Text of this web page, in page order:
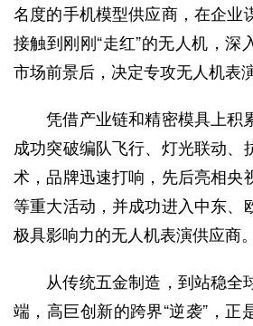
名度的手机模型供应商，在企业
接触到刚刚“走红”的无人机，深
市场前景后，决定专攻无人机表
凭借产业链和精密模具上积
成功突破编队飞行、灯光联动、
术，品牌迅速打响，先后亮相央
等重大活动，并成功进入中东、
极具影响力的无人机表演供应商。
从传统五金制造，到站稳全
端，高巨创新的跨界“逆袭”，正